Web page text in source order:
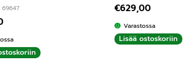
€629,00
Varastossa
Lisää ostoskoriin